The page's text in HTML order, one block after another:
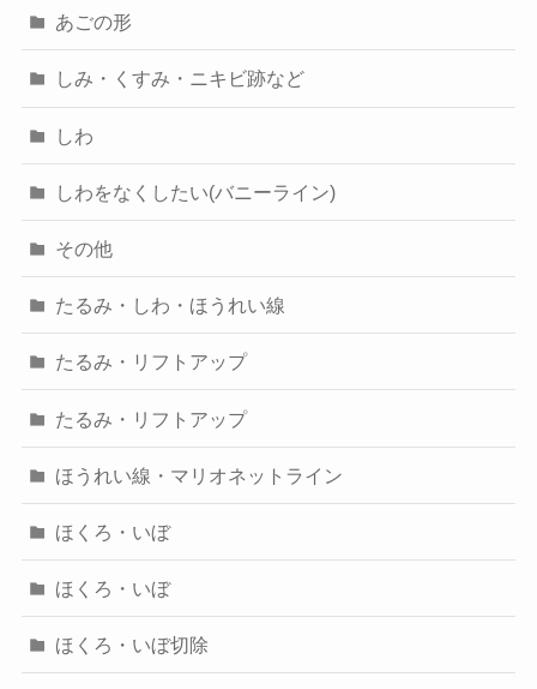
あごの形
しみ・くすみ・ニキビ跡など
しわ
しわをなくしたい(バニーライン)
その他
たるみ・しわ・ほうれい線
たるみ・リフトアップ
たるみ・リフトアップ
ほうれい線・マリオネットライン
ほくろ・いぼ
ほくろ・いぼ
ほくろ・いぼ切除